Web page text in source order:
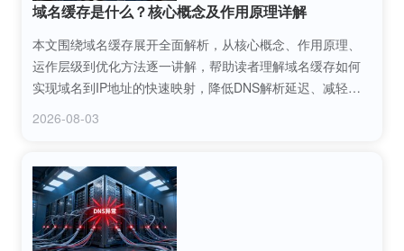
域名缓存是什么？核心概念及作用原理详解
本文围绕域名缓存展开全面解析，从核心概念、作用原理、
运作层级到优化方法逐一讲解，帮助读者理解域名缓存如何
实现域名到IP地址的快速映射，降低DNS解析延迟、减轻服
2026-08-03